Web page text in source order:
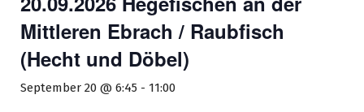
Mittleren Ebrach / Raubfisch
(Hecht und Döbel)
September 20 @ 6:45 - 11:00